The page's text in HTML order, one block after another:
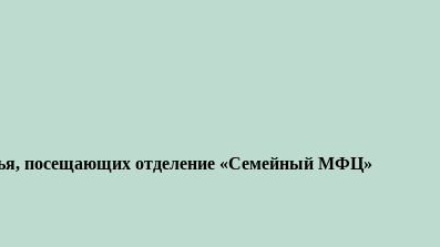
посещающих отделение «Семейный МФЦ»